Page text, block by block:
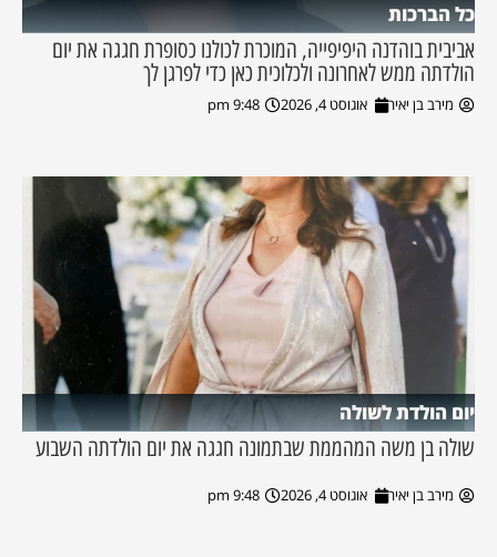
כל הברכות
אביבית בוהדנה היפיפייה, המוכרת לכולנו כסופרת חגגה את יום
הולדתה ממש לאחרונה ולכלוכית כאן כדי לפרגן לך
מירב בן יאיר אוגוסט 4, 2026 9:48 pm
יום הולדת לשולה
שולה בן משה המהממת שבתמונה חגגה את יום הולדתה השבוע
מירב בן יאיר אוגוסט 4, 2026 9:48 pm